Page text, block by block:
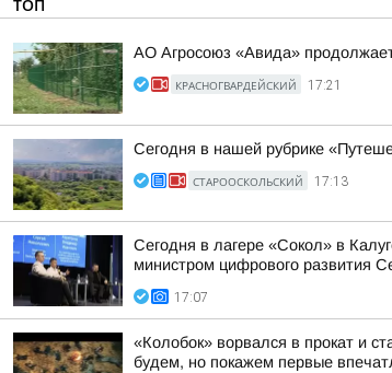
ТОП
АО Агросоюз «Авида»
КРАСНОГВАРДЕЙСКИЙ 17:21
Сегодня в нашей рубрике
СТАРООСКОЛЬСКИЙ 17:13
Сегодня в лагере «Сокол» в
министром цифрового развития
17:07
«Колобок» ворвался в прокат и
будем, но покажем первые